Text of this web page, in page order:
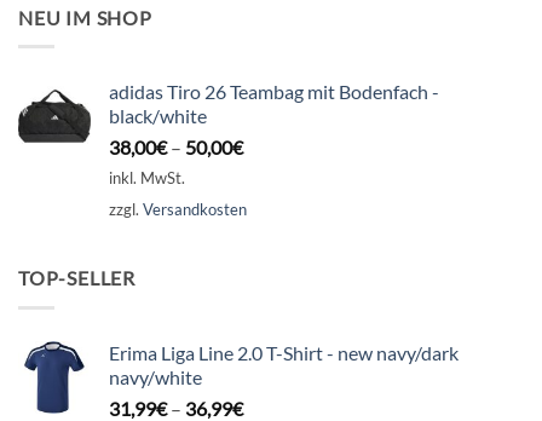
NEU IM SHOP
adidas Tiro 26 Teambag mit Bodenfach -
black/white
38,00€– 50,00€
inkl. MwSt.
zzgl. Versandkosten
TOP-SELLER
Erima Liga Line 2.0 T-Shirt - new navy/dark
navy/white
31,99€– 36,99€